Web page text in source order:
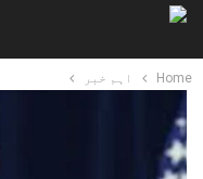
Home اہم خبر